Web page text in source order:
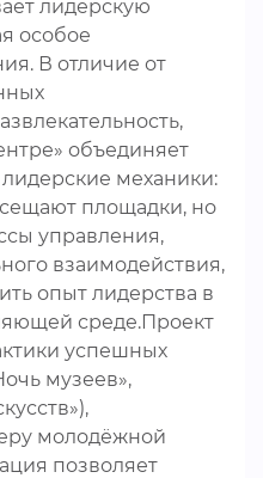
лидерскую
особое
В отличие от
объединяет
механики:
площадки, но
управления,
взаимодействия,
опыт лидерства в
среде.Проект
успешных
музеев»,
молодёжной
позволяет